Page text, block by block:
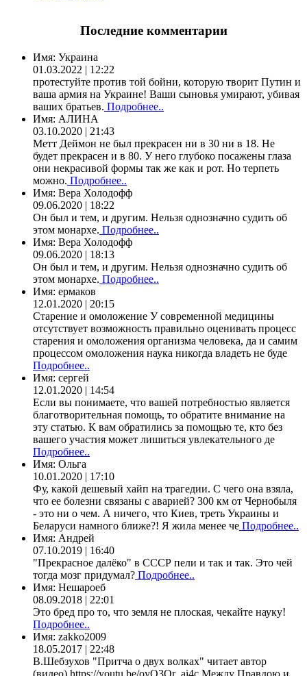
Последние комментарии
Имя: Украина
01.03.2022 | 12:22
протестуйте против той бойни, которую творит Путин и
ваша армия на Украине! Ваши сыновья умирают, убивая
ваших братьев. Подробнее..
Имя: АЛИНА
03.10.2020 | 21:43
Метт Деймон не был прекрасен ни в 30 ни в 18. Не
будет прекрасен и в 80. У него глубоко посажены глаза
они некрасивой формы так же как и рот. Но терпеть
можно. Подробнее..
Имя: Вера Холодофф
09.06.2020 | 18:22
Он был и тем, и другим. Нельзя однозначно судить об
этом монархе. Подробнее..
Имя: Вера Холодофф
09.06.2020 | 18:13
Он был и тем, и другим. Нельзя однозначно судить об
этом монархе. Подробнее..
Имя: ермаков
12.01.2020 | 20:15
Старение и омоложение У современной медицины
отсутствует возможность правильно оценивать процесс
старения и омоложения организма человека, да и самим
процессом омоложения наука никогда владеть не буде
Подробнее..
Имя: сергей
12.01.2020 | 14:54
Если вы понимаете, что вашей потребностью является
благотворительная помощь, то обратите внимание на
эту статью. К вам обратились за помощью те, кто без
вашего участия может лишиться увлекательного де
Подробнее..
Имя: Ольга
10.01.2020 | 17:10
Фу, какой дешевый хайп на трагедии. С чего она взяла,
что ее болезни связаны с аварией? 300 км от Чернобыля
- это ни о чем. А ничего, что Киев, треть Украины и
Беларуси намного ближе?! Я жила менее че Подробнее..
Имя: Андрей
07.10.2019 | 16:40
"Прекрасное далёко" в СССР пели и так и так. Это чей
тогда мозг придумал? Подробнее..
Имя: Нешароеб
08.09.2018 | 22:01
Это бред про то, что земля не плоская, чекайте науку!
Подробнее..
Имя: zakko2009
18.05.2017 | 22:48
В.Шебзухов "Притча о двух волках" читает автор
(видео) https://youtu.be/oyO3Qr_ai4c Между Правдою и